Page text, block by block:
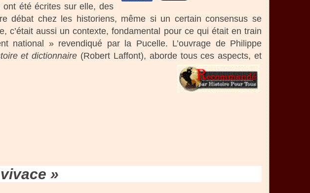
ont été écrites sur elle, des
débat chez les historiens, même si un certain consensus se
c’était aussi un contexte, fondamental pour ce qui était en train
national » revendiqué par la Pucelle. L’ouvrage de Philippe
et dictionnaire (Robert Laffont), aborde tous ces aspects, et
»